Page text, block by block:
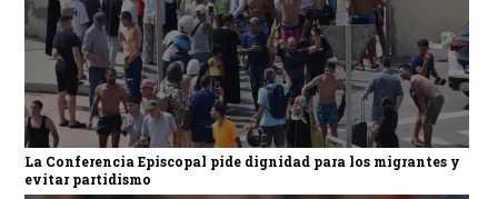
La Conferencia Episcopal pide dignidad para los migrantes y
evitar partidismo